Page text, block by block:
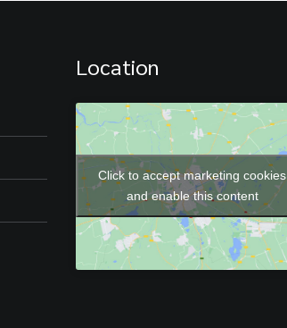
Location
Click to accept marketing cookies
and enable this content